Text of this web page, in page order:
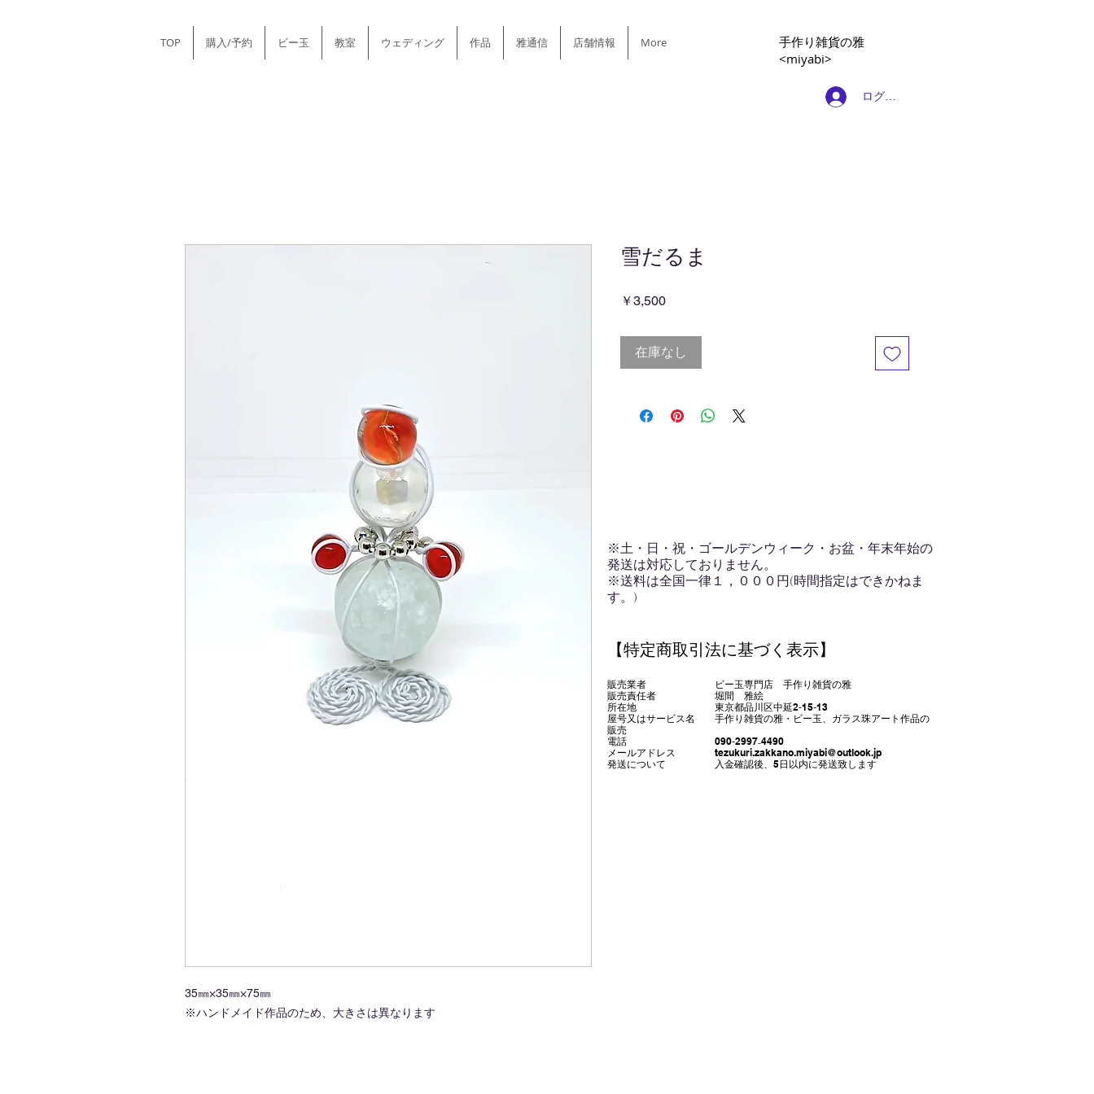
TOP 購入/予約 ビー玉 教室 ウェディング 作品 雅通信 店舗情報 More
​手作り雑貨の雅
<miyabi>
ログイン
35㎜×35㎜×75㎜
※ハンドメイド作品のため、大きさは異なります
雪だるま
￥3,500価
在庫なし
※土・日・祝・ゴールデンウィーク・お盆・年末年始の
発送は対応しておりません。
※送料は全国一律１，０００円(時間指定はできかねま
す。)
【特定商取引法に基づく表示】
販売業者 ビー玉専門店 手作り雑貨の雅
販売責任者 堀間 雅絵
所在地 東京都品川 区中延2‐15‐13
屋号又はサービス名 手作り雑貨の雅・ビー玉、ガラス珠アート作品の
販売
電話 090‐2997₋4490
​メールアドレス tezukuri.zakkano.miyabi@outlook.jp
​発送について 入金確認後、 5日以内に発送致します